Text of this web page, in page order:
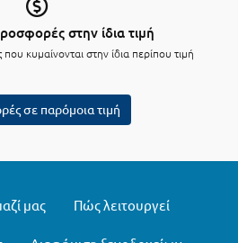
στην ίδια τιμή
κυμαίνονται στην ίδια περίπου τιμή
σε παρόμοια τιμή
μας Πώς λειτουργεί